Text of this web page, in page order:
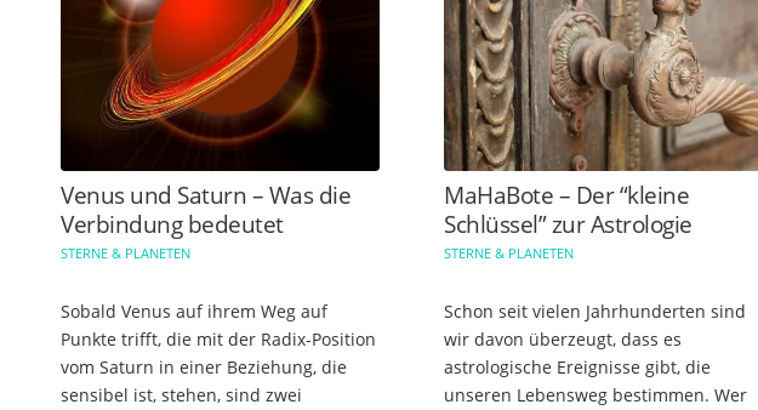
Venus und Saturn – Was die
Verbindung bedeutet
STERNE & PLANETEN
Sobald Venus auf ihrem Weg auf
Punkte trifft, die mit der Radix-Position
vom Saturn in einer Beziehung, die
sensibel ist, stehen, sind zwei
MaHaBote – Der “kleine
Schlüssel” zur Astrologie
STERNE & PLANETEN
Schon seit vielen Jahrhunderten sind
wir davon überzeugt, dass es
astrologische Ereignisse gibt, die
unseren Lebensweg bestimmen. Wer